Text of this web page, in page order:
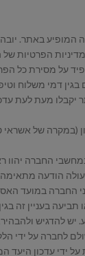
על מסירת כל
דמי משלוח
מעת לעת
(במקרה של
החברה במועד
בעניין זה
להדגיש
לחברה על ידי